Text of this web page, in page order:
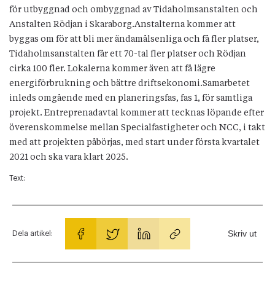
för utbyggnad och ombyggnad av Tidaholmsanstalten och
Anstalten Rödjan i Skaraborg.Anstalterna kommer att
byggas om för att bli mer ändamålsenliga och få fler platser,
Tidaholmsanstalten får ett 70-tal fler platser och Rödjan
cirka 100 fler. Lokalerna kommer även att få lägre
energiförbrukning och bättre driftsekonomi.Samarbetet
inleds omgående med en planeringsfas, fas 1, för samtliga
projekt. Entreprenadavtal kommer att tecknas löpande efter
överenskommelse mellan Specialfastigheter och NCC, i takt
med att projekten påbörjas, med start under första kvartalet
2021 och ska vara klart 2025.
Text:
Dela artikel: Skriv ut